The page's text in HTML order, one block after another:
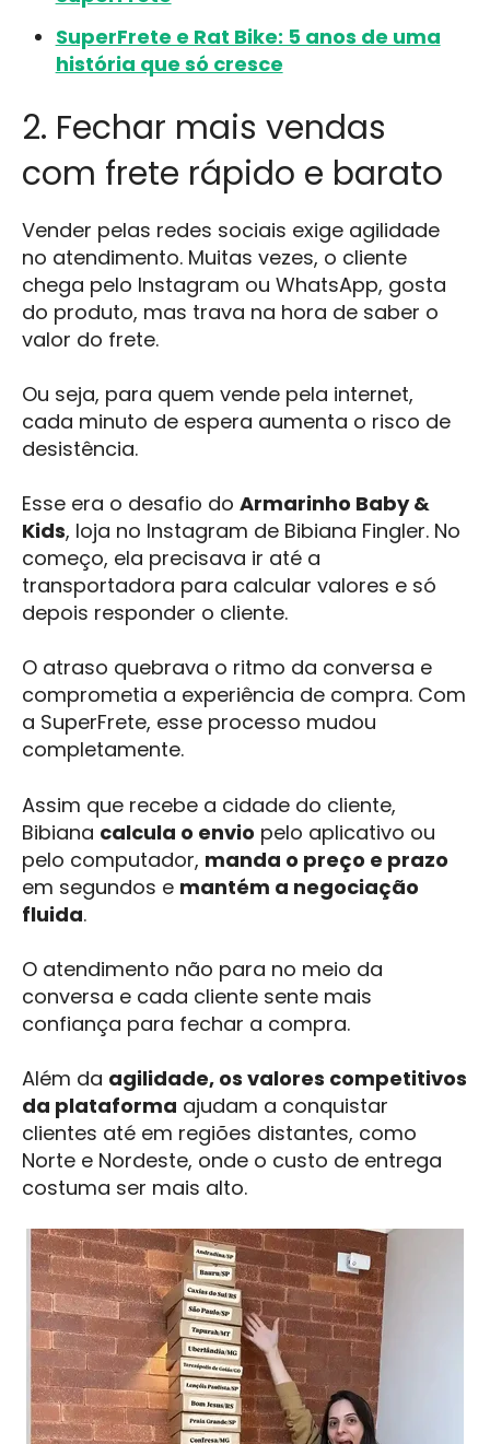
SuperFrete e Rat Bike: 5 anos de uma
história que só cresce
2. Fechar mais vendas
com frete rápido e barato
Vender pelas redes sociais exige agilidade
no atendimento. Muitas vezes, o cliente
chega pelo Instagram ou WhatsApp, gosta
do produto, mas trava na hora de saber o
valor do frete.
Ou seja, para quem vende pela internet,
cada minuto de espera aumenta o risco de
desistência.
Esse era o desafio do Armarinho Baby &
Kids, loja no Instagram de Bibiana Fingler. No
começo, ela precisava ir até a
transportadora para calcular valores e só
depois responder o cliente.
O atraso quebrava o ritmo da conversa e
comprometia a experiência de compra. Com
a SuperFrete, esse processo mudou
completamente.
Assim que recebe a cidade do cliente,
Bibiana calcula o envio pelo aplicativo ou
pelo computador, manda o preço e prazo
em segundos e mantém a negociação
fluida.
O atendimento não para no meio da
conversa e cada cliente sente mais
confiança para fechar a compra.
Além da agilidade, os valores competitivos
da plataforma ajudam a conquistar
clientes até em regiões distantes, como
Norte e Nordeste, onde o custo de entrega
costuma ser mais alto.